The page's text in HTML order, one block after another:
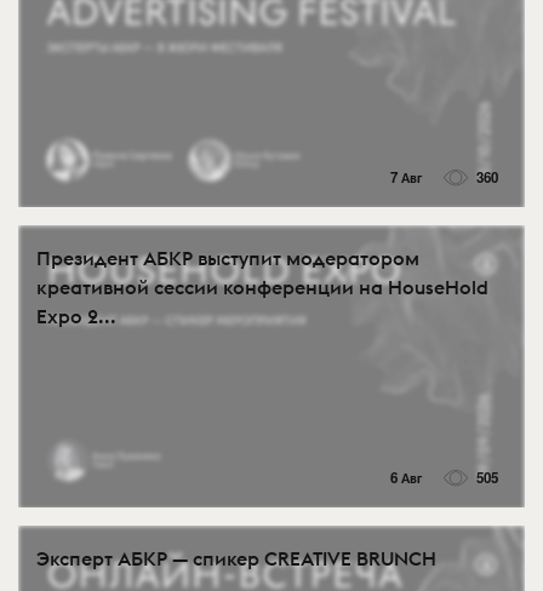
7 Авг 360
Президент АБКР выступит модератором
креативной сессии конференции на HouseHold
Expo 2...
6 Авг 505
Эксперт АБКР — спикер CREATIVE BRUNCH